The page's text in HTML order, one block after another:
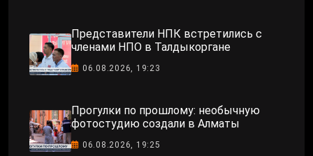
Представители НПК встретились с
членами НПО в Талдыкоргане
06.08.2026, 19:23
Прогулки по прошлому: необычную
фотостудию создали в Алматы
06.08.2026, 19:25